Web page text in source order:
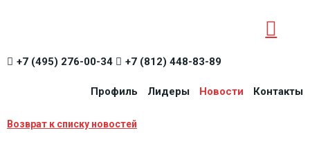
+7 (495) 276-00-34 +7 (812) 448-83-89
Профиль Лидеры Новости Контакты
Возврат к списку новостей